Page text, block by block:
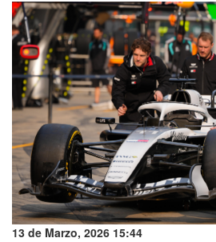
13 de Marzo, 2026 15:44